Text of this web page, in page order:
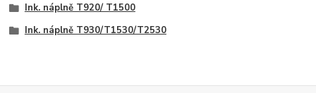
Ink. náplně T920/ T1500
Ink. náplně T930/T1530/T2530